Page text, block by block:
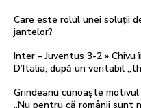
Care este rolul unei soluții
jantelor?
Inter – Juventus 3-2 »
D’Italia, după un veritabil
Grindeanu cunoaște
„Nu pentru că românii sunt